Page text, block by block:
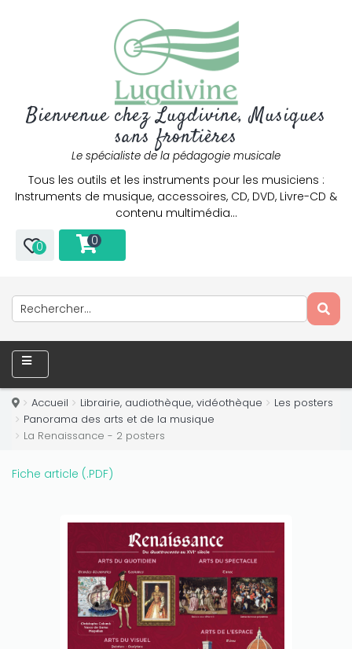
Bienvenue chez Lugdivine, Musiques
sans frontières
Le spécialiste de la pédagogie musicale
Tous les outils et les instruments pour les musiciens :
Instruments de musique, accessoires, CD, DVD, Livre-CD &
contenu multimédia…
0 0
Accueil Librairie, audiothèque, vidéothèque
Les posters
Panorama des arts et de la musique
La Renaissance - 2 posters
Fiche article (.PDF)